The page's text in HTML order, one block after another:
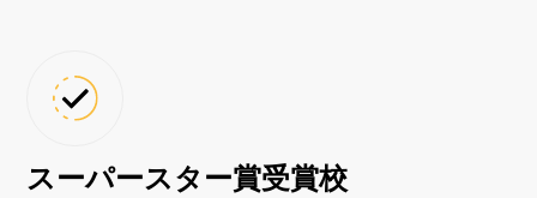
スーパースター賞受賞校